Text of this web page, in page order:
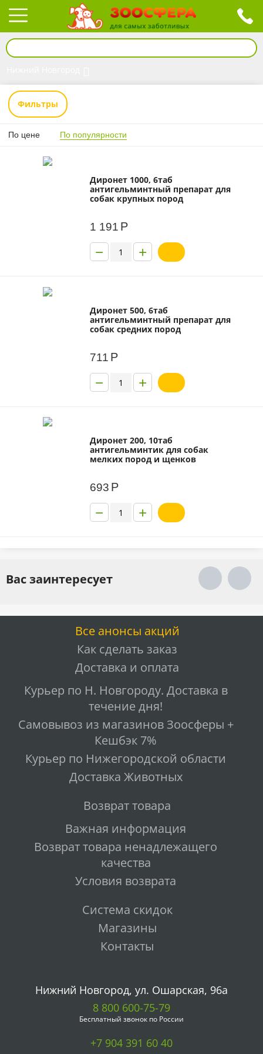
Фильтры
По цене По популярности
Диронет 1000, 6таб
антигельминтный препарат для
собак крупных пород
1 191 Р
+
−
Диронет 500, 6таб
антигельминтный препарат для
собак средних пород
711 Р
+
−
Диронет 200, 10таб
антигельминтик для собак
мелких пород и щенков
693 Р
+
−
Вас заинтересует
Все анонсы акций
Как сделать заказ
Доставка и оплата
Курьер по Н. Новгороду. Доставка в
течение дня!
Самовывоз из магазинов Зоосферы +
Кешбэк 7%
Курьер по Нижегородской области
Доставка Животных
Возврат товара
Важная информация
Возврат товара ненадлежащего
качества
Условия возврата
Система скидок
Магазины
Контакты
Нижний Новгород, ул. Ошарская, 96а
8 800 600-75-79
Бесплатный звонок по России
+7 904 391 60 40